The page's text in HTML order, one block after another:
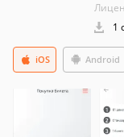
1
Android
iOS